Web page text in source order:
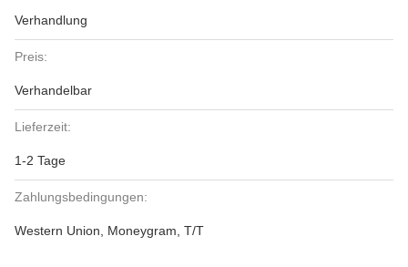
Verhandlung
Preis:
Verhandelbar
Lieferzeit:
1-2 Tage
Zahlungsbedingungen:
Western Union, Moneygram, T/T